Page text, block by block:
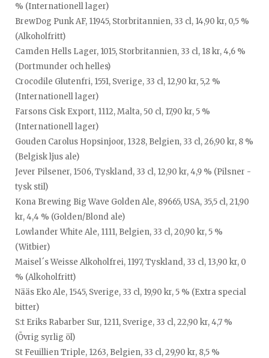
% (Internationell lager)
BrewDog Punk AF, 11945, Storbritannien, 33 cl, 14,90 kr, 0,5 %
(Alkoholfritt)
Camden Hells Lager, 1015, Storbritannien, 33 cl, 18 kr, 4,6 %
(Dortmunder och helles)
Crocodile Glutenfri, 1551, Sverige, 33 cl, 12,90 kr, 5,2 %
(Internationell lager)
Farsons Cisk Export, 1112, Malta, 50 cl, 17,90 kr, 5 %
(Internationell lager)
Gouden Carolus Hopsinjoor, 1328, Belgien, 33 cl, 26,90 kr, 8 %
(Belgisk ljus ale)
Jever Pilsener, 1506, Tyskland, 33 cl, 12,90 kr, 4,9 % (Pilsner -
tysk stil)
Kona Brewing Big Wave Golden Ale, 89665, USA, 35,5 cl, 21,90
kr, 4,4 % (Golden/Blond ale)
Lowlander White Ale, 1111, Belgien, 33 cl, 20,90 kr, 5 %
(Witbier)
Maisel´s Weisse Alkoholfrei, 1197, Tyskland, 33 cl, 13,90 kr, 0
% (Alkoholfritt)
Nääs Eko Ale, 1545, Sverige, 33 cl, 19,90 kr, 5 % (Extra special
bitter)
S:t Eriks Rabarber Sur, 1211, Sverige, 33 cl, 22,90 kr, 4,7 %
(Övrig syrlig öl)
St Feuillien Triple, 1263, Belgien, 33 cl, 29,90 kr, 8,5 %